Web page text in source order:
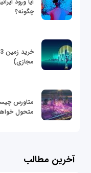
چگونه؟
مجازی)
متاورس
متحول
آخرین مطالب